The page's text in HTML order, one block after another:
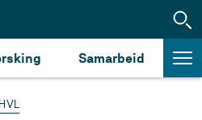
Samarbeid